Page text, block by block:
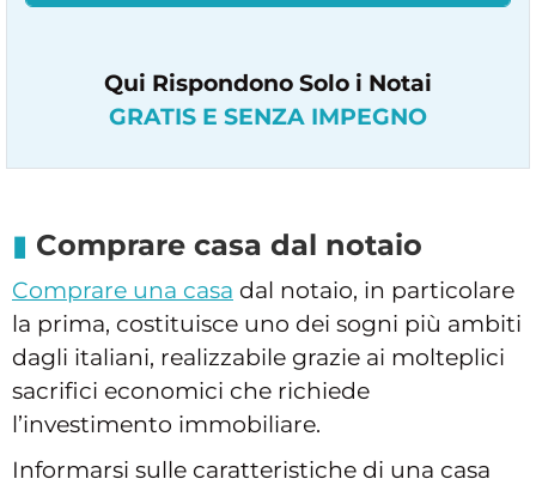
Qui Rispondono Solo i Notai
GRATIS E SENZA IMPEGNO
Comprare casa dal notaio
Comprare una casa dal notaio, in particolare
la prima, costituisce uno dei sogni più ambiti
dagli italiani, realizzabile grazie ai molteplici
sacrifici economici che richiede
l’investimento immobiliare.
Informarsi sulle caratteristiche di una casa